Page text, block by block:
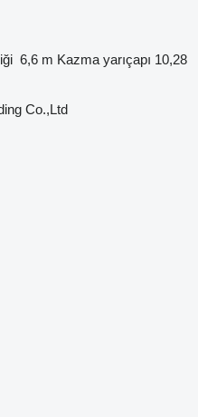
6,6 m Kazma yarıçapı 10,28
Co.,Ltd